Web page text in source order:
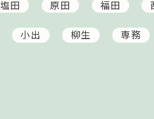
塩田 原田 福田
小出 柳生 専務